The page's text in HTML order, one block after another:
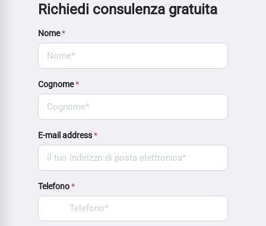
Richiedi consulenza gratuita
Nome*
Cognome*
E-mail address*
Telefono*